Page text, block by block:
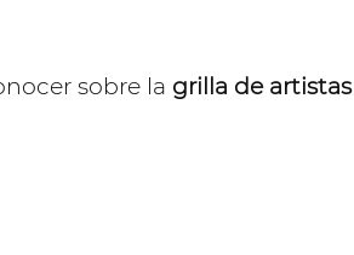
sobre la grilla de artistas